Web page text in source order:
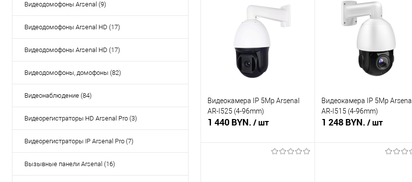
Видеодомофоны Arsenal (9)
Видеодомофоны Arsenal HD (17)
Видеодомофоны Arsenal HD (17)
Видеодомофоны, домофоны (82)
Видеонаблюдение (84)
Видеорегистраторы HD Arsenal Pro (3)
Видеорегистраторы IP Arsenal Pro (7)
Вызывные панели Arsenal (16)
Купить в 1 клик
Сравнение
Недоступно
Купить в 1 клик
Сравнение
В избранное
Недоступно
Видеокамера IP 5Mp Arsenal
AR-I525 (4-96mm)
1 440 BYN. / шт
Видеокамера IP 5Mp Arsenal
AR-I515 (4-96mm)
1 248 BYN. / шт